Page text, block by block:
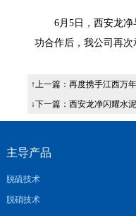
6月5日，西安龙
功合作后，我公司再
↑上一篇： 再度携手江西万
↓下一篇： 西安龙净闪耀水
主导产品
脱硫技术
脱硝技术